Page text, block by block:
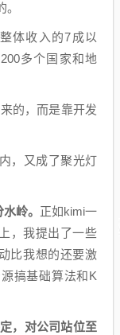
体收入的7成以
多个国家和地
的，而是靠开发
，又成了聚光灯
岭。 正如kimi一
，我提出了一些
比我想的还要激
搞基础算法和K
，对公司站位至